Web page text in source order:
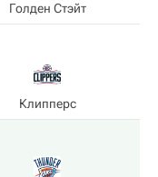
Голден Стэйт
Клипперс